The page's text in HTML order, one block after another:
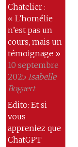
Chatelier :
« L’homélie
n’est pas un
cours, mais un
témoignage »
10 septembre
2025 Isabelle
Bogaert
Edito: Et si
vous
appreniez que
ChatGPT